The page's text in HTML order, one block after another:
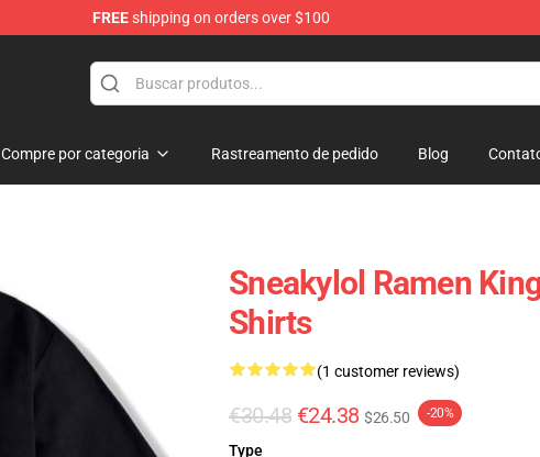
FREEshipping on orders over $100
Compre por categoria Rastreamento de pedido Blog
Sneakylol Ramen
Shirts
(1 customer reviews)
€30.48 €24.38 $26.50 -20%
Type